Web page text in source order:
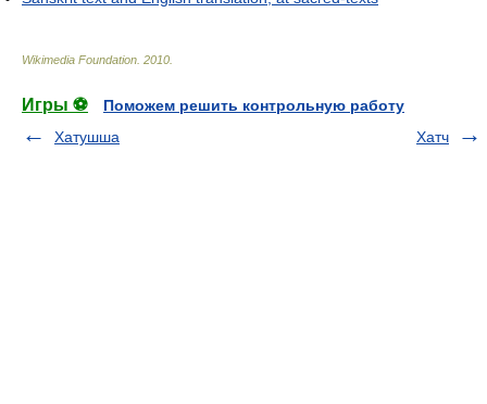
Wikimedia Foundation 2010
Игры ⚽
Поможем решить контрольную работу
Хатушша
Хатч